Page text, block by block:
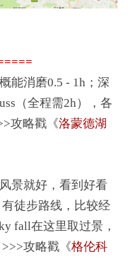
能消磨0.5 - 1h；深
（全程需2h），各
攻略戳《洛蒙德湖
景就好，看到好看
徒步路线，比较经
fall在这里取过景，
攻略戳《格伦科